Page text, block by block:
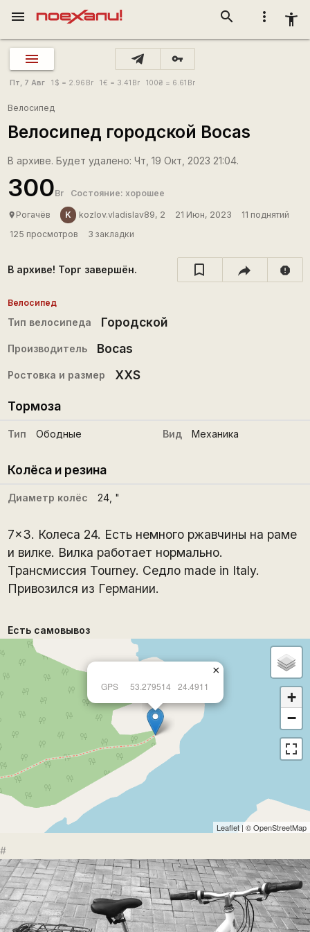
more_vert accessibility_new
search
menu
vpn_key
Пт, 7 Авг 1 $ = 2.96 Br 1€ = 3.41 Br 100₴ = 6.61 Br
Велосипед
Велосипед городской Bocas
В архиве. Будет удалено: Чт, 19 Окт, 2023 21:04.
300Br Состояние: хорошее
place Рогачёв K kozlov.vladislav89, 2 21 Июн, 2023
11 поднятий
125 просмотров
3 закладки
В архиве! Торг завершён. report
Велосипед
Тип велосипеда Городской
Производитель Bocas
Ростовка и размер XXS
Тормоза
Тип Ободные Вид Механика
Колёса и резина
Диаметр колёс 24, "
7x3. Колеса 24. Есть немного ржавчины на раме
и вилке. Вилка работает нормально.
Трансмиссия Tourney. Седло made in Italy.
Привозился из Германии.
Есть самовывоз
GPS 53.279514 24.4911
×
+
−
Leaflet | ©OpenStreetMap
#